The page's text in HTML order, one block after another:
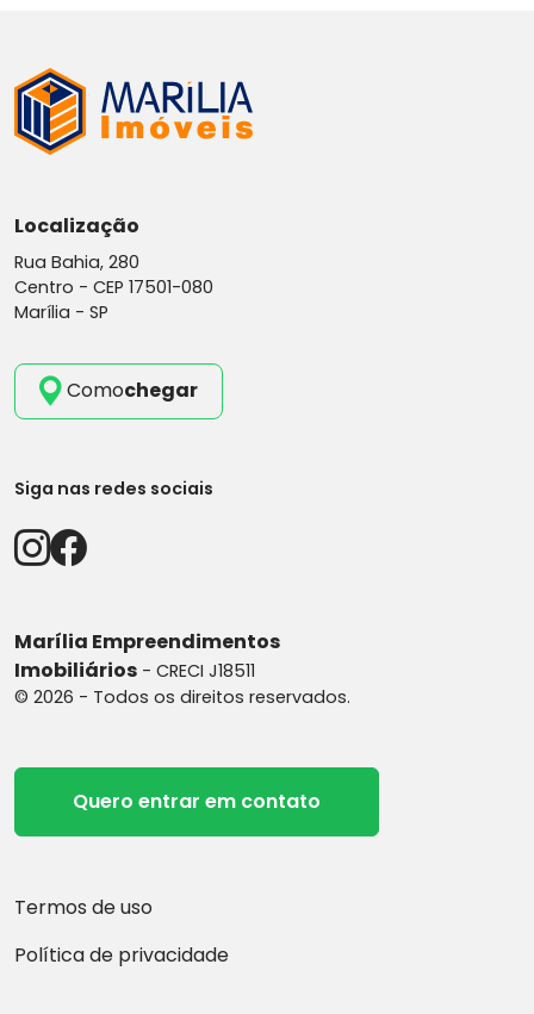
Localização
Rua Bahia, 280
Centro - CEP 17501-080
Marília - SP
Comochegar
Siga nas redes sociais
Marília Empreendimentos
Imobiliários - CRECI J18511
© 2026 - Todos os direitos reservados.
Quero entrar em contato
Termos de uso
Política de privacidade